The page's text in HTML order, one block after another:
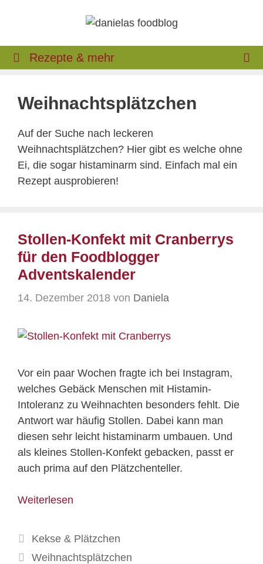
Rezepte & mehr
Weihnachtsplätzchen
Auf der Suche nach leckeren
Weihnachtsplätzchen? Hier gibt es welche ohne
Ei, die sogar histaminarm sind. Einfach mal ein
Rezept ausprobieren!
Stollen-Konfekt mit Cranberrys
für den Foodblogger
Adventskalender
14. Dezember 2018 von Daniela
Vor ein paar Wochen fragte ich bei Instagram,
welches Gebäck Menschen mit Histamin-
Intoleranz zu Weihnachten besonders fehlt. Die
Antwort war häufig Stollen. Dabei kann man
diesen sehr leicht histaminarm umbauen. Und
als kleines Stollen-Konfekt gebacken, passt er
auch prima auf den Plätzchenteller.
Weiterlesen
Kategorien
Kekse & Plätzchen
Schlagwörter
Weihnachtsplätzchen